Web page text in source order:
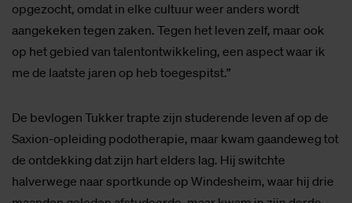
opgezocht, omdat in elke cultuur weer anders wordt
aangekeken tegen zaken. Tegen het leven zelf, maar ook
op het gebied van talentontwikkeling, een aspect waar ik
me de laatste jaren op heb toegespitst.”
De bevlogen Tukker trapte zijn studerende leven af op de
Saxion-opleiding podotherapie, maar kwam gaandeweg tot
de ontdekking dat zijn hart elders lag. Hij switchte
halverwege naar sportkunde op Windesheim, waar hij drie